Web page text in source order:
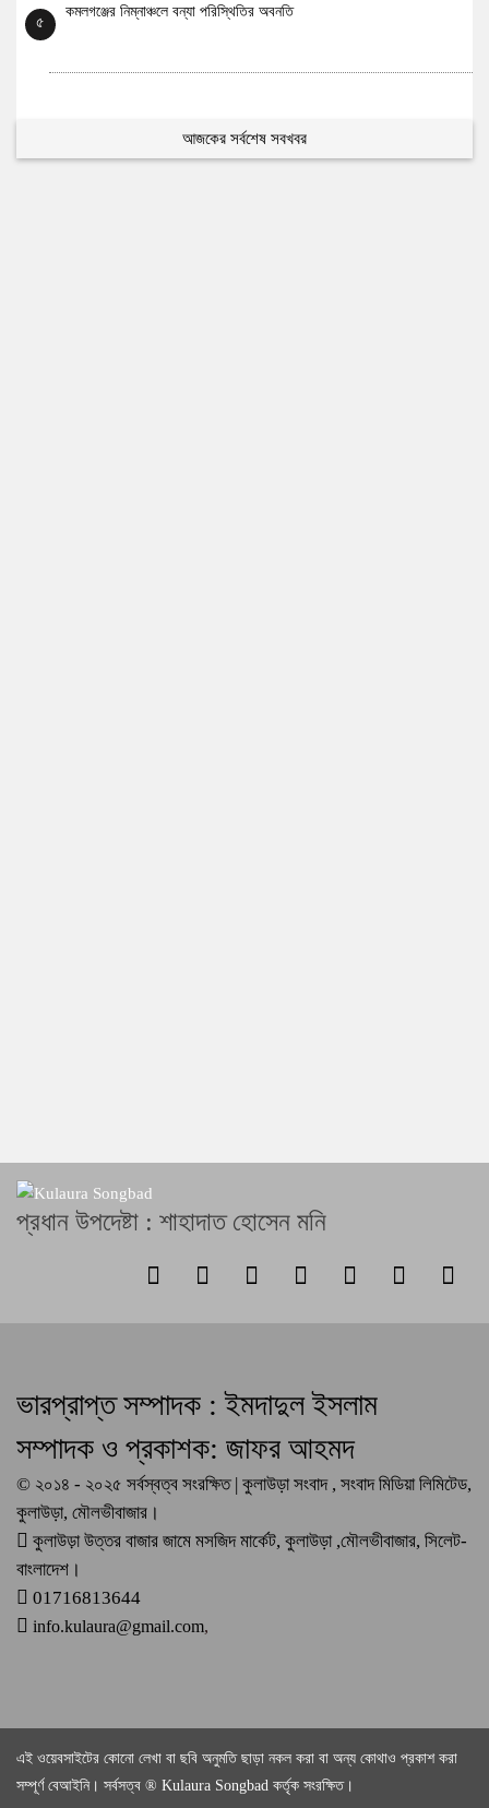
৫
কমলগঞ্জের নিম্নাঞ্চলে বন্যা পরিস্থিতির অবনতি
আজকের সর্বশেষ সবখবর
প্রধান উপদেষ্টা : শাহাদাত হোসেন মনি
ভারপ্রাপ্ত সম্পাদক : ইমদাদুল ইসলাম
সম্পাদক ও প্রকাশক: জাফর আহমদ
© ২০১৪ - ২০২৫ সর্বস্বত্ব সংরক্ষিত | কুলাউড়া সংবাদ , সংবাদ মিডিয়া লিমিটেড,
কুলাউড়া, মৌলভীবাজার।
কুলাউড়া উত্তর বাজার জামে মসজিদ মার্কেট, কুলাউড়া ,মৌলভীবাজার, সিলেট-
বাংলাদেশ।
01716813644
info.kulaura@gmail.com,
এই ওয়েবসাইটের কোনো লেখা বা ছবি অনুমতি ছাড়া নকল করা বা অন্য কোথাও প্রকাশ করা
সম্পূর্ণ বেআইনি। সর্বসত্ব ® Kulaura Songbad কর্তৃক সংরক্ষিত।